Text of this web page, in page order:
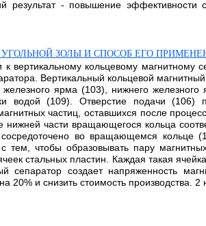
результат - повышение
ЗОЛЫ И СПОСОБ ЕГО
вертикальному кольцевому магнитному
Вертикальный кольцевой
ярма (103), нижнего
водой (109). Отверстие подачи (106)
частиц, оставшихся после
части вращающегося кольца
во вращающемся кольце
чтобы образовывать пару
стальных пластин. Каждая такая
создает напряженность
20% и снизить стоимость производства.